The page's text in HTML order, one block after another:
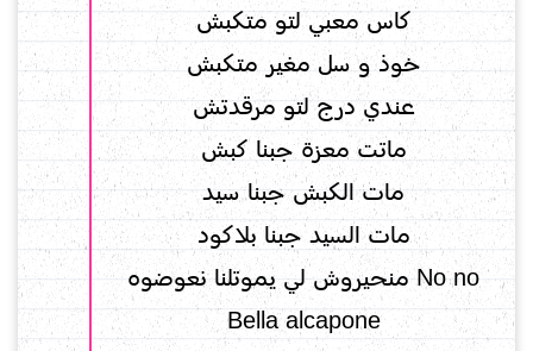
كاس معبي لتو متكبش
خوذ و سل مغير متكبش
عندي درج لتو مرقدتش
ماتت معزة جبنا كبش
مات الكبش جبنا سيد
مات السيد جبنا بلاكود
Bella alcapone